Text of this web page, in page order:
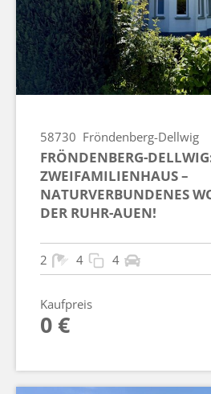
58730 Fröndenberg-Dellwig
FRÖNDENBERG-
ZWEIFAMILIENHAUS –
NATURVERBUNDENES
DER RUHR-AUEN!
2 4 4
Kaufpreis
0 €